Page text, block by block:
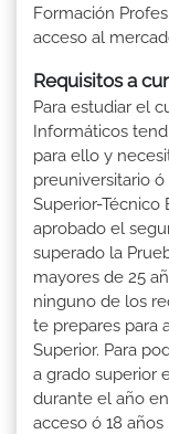
Formación
acceso al
Requisitos a
Para estudiar el
Informáticos
para ello y
preuniversitario
Superior-Técnico
aprobado el
superado la
mayores de 25
ninguno de los
te prepares para
Superior. Para
a grado superior
durante el año
acceso ó 18